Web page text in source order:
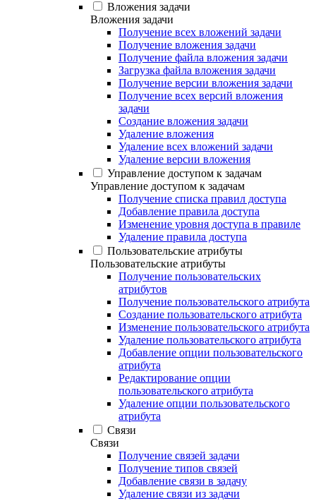
Вложения задачи
Вложения задачи
Получение всех вложений задачи
Получение вложения задачи
Получение файла вложения задачи
Загрузка файла вложения задачи
Получение версии вложения задачи
Получение всех версий вложения
задачи
Создание вложения задачи
Удаление вложения
Удаление всех вложений задачи
Удаление версии вложения
Управление доступом к задачам
Управление доступом к задачам
Получение списка правил доступа
Добавление правила доступа
Изменение уровня доступа в правиле
Удаление правила доступа
Пользовательские атрибуты
Пользовательские атрибуты
Получение пользовательских
атрибутов
Получение пользовательского атрибута
Создание пользовательского атрибута
Изменение пользовательского атрибута
Удаление пользовательского атрибута
Добавление опции пользовательского
атрибута
Редактирование опции
пользовательского атрибута
Удаление опции пользовательского
атрибута
Связи
Связи
Получение связей задачи
Получение типов связей
Добавление связи в задачу
Удаление связи из задачи